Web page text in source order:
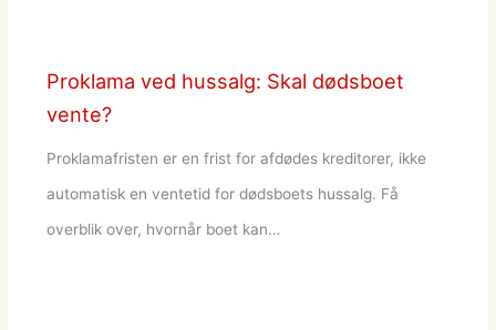
Proklama ved hussalg: Skal dødsboet
vente?
Proklamafristen er en frist for afdødes kreditorer, ikke
automatisk en ventetid for dødsboets hussalg. Få
overblik over, hvornår boet kan…